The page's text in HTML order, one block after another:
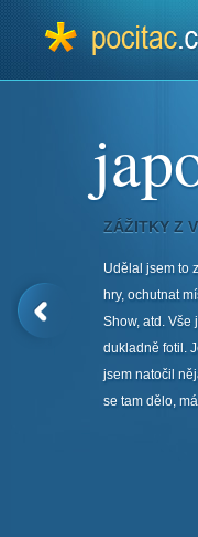
ZÁŽITKY Z
Udělal jsem to
hry, ochutnat
Show, atd. Vše
dukladně fotil.
jsem natočil
se tam dělo,